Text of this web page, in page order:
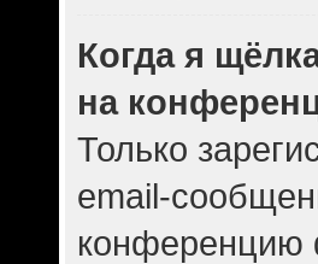
Когда я
на
Только
email-
конференцию